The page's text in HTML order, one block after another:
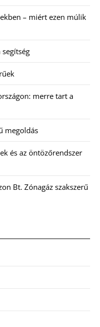
– miért ezen múlik
merre tart a
megoldás
és az öntözőrendszer
Bt. Zónagáz szakszerű